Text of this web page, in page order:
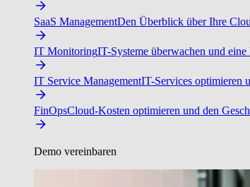
SaaS ManagementDen Überblick über Ihre
IT MonitoringIT-Systeme überwachen und
IT Service ManagementIT-Services optimieren
FinOpsCloud-Kosten optimieren und den
Demo vereinbaren